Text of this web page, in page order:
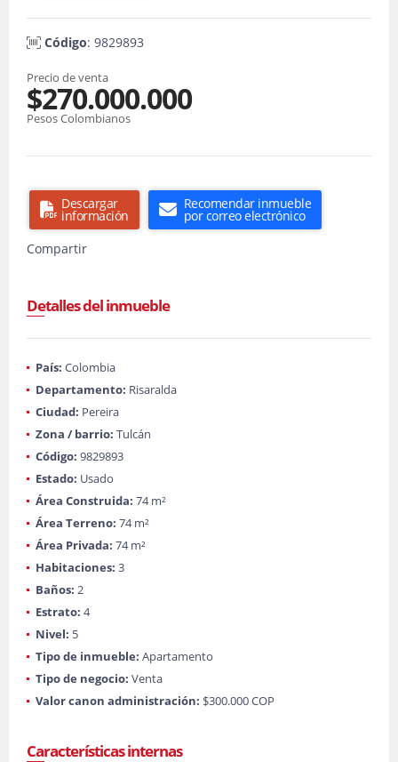
Código: 9829893
Precio de venta
$270.000.000
Pesos Colombianos
Descargar
información
Recomendar inmueble
por correo electrónico
Compartir
Detalles del inmueble
País: Colombia
Departamento: Risaralda
Ciudad: Pereira
Zona / barrio: Tulcán
Código: 9829893
Estado: Usado
Área Construida: 74 m²
Área Terreno: 74 m²
Área Privada: 74 m²
Habitaciones: 3
Baños: 2
Estrato: 4
Nivel: 5
Tipo de inmueble: Apartamento
Tipo de negocio: Venta
Valor canon administración: $300.000 COP
Características internas